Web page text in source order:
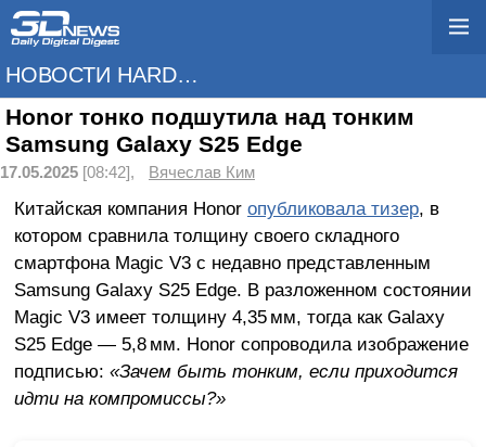
НОВОСТИ HARDWARE
Honor тонко подшутила над тонким
Samsung Galaxy S25 Edge
17.05.2025 [08:42], Вячеслав Ким
Китайская компания Honor опубликовала тизер, в
котором сравнила толщину своего складного
смартфона Magic V3 с недавно представленным
Samsung Galaxy S25 Edge. В разложенном состоянии
Magic V3 имеет толщину 4,35 мм, тогда как Galaxy
S25 Edge — 5,8 мм. Honor сопроводила изображение
подписью: «Зачем быть тонким, если приходится
идти на компромиссы?»